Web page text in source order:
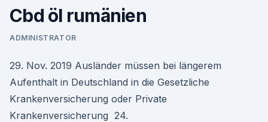
Cbd öl rumänien
ADMINISTRATOR
29. Nov. 2019 Ausländer müssen bei längerem
Aufenthalt in Deutschland in die Gesetzliche
Krankenversicherung oder Private
Krankenversicherung 24.